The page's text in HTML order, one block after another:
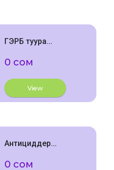
ГЭРБ туура...
0 сом
View
Антициддер...
0 сом